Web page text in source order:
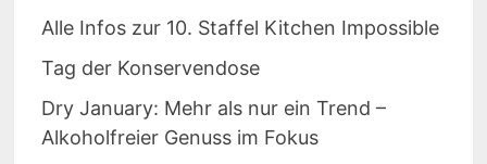
Alle Infos zur 10. Staffel Kitchen Impossible
Tag der Konservendose
Dry January: Mehr als nur ein Trend –
Alkoholfreier Genuss im Fokus